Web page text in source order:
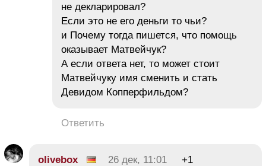
не декларировал?
Если это не его деньги то чьи?
и Почему тогда пишется, что помощь
оказывает Матвейчук?
А если ответа нет, то может стоит
Матвейчуку имя сменить и стать
Девидом Копперфильдом?
Ответить
olivebox 26 дек, 11:01
+1